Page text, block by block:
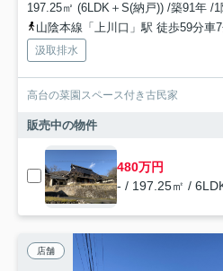
197.25㎡ (6LDK＋S(納戸)) /築91年 /1
山陰本線「上川口」駅 徒歩59分車
汲取排水
高台の菜園スペース付き古民家
販売中の物件
480万円
- / 197.25㎡ /
店舗